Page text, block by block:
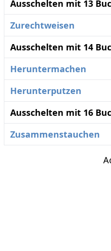
Ausschelten mit 13
Zurechtweisen
Ausschelten mit 14
Heruntermachen
Herunterputzen
Ausschelten mit 16
Zusammenstauchen